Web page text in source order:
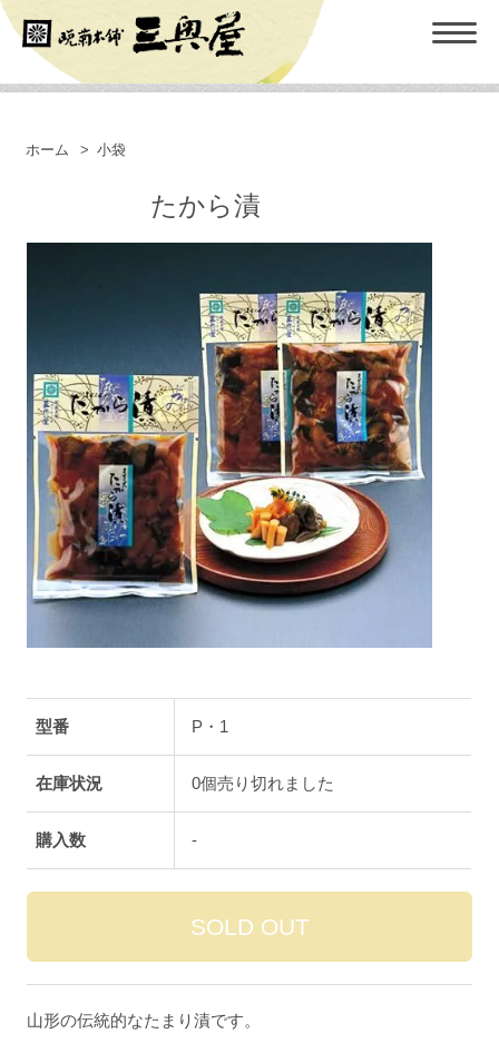
ホーム > 小袋
たから漬
型番 P・1
在庫状況 0個売り切れました
購入数 -
山形の伝統的なたまり漬です。